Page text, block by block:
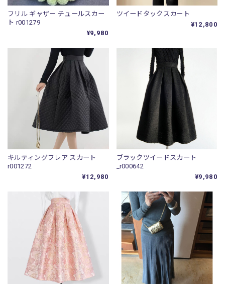
フリル ギャザー チュールスカー
ト r001279
¥9,980
ツイードタックスカート
¥12,800
キルティングフレア スカート
r001272
¥12,980
ブラックツイードスカート
_r000642
¥9,980